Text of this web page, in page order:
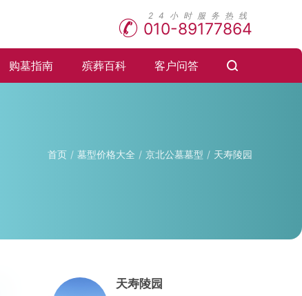
010-89177864
购墓指南 殡葬百科 客户问答
首页 墓型价格大全 京北公墓墓型 天寿陵园
天寿陵园